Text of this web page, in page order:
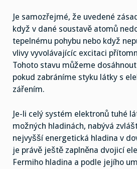
Je samozřejmé, že uvedené
když v dané soustavě atomů
tepelnému pohybu nebo když
vlivy vyvolávajícíc excitaci
Tohoto stavu můžeme
pokud zabráníme styku látky s
zářením.
Je-li celý systém elektronů tuhé
možných hladinách, nabývá
nejvyšší energetická hladina v
je právě ještě zaplněna dvojicí
Fermiho hladina a podle jejího